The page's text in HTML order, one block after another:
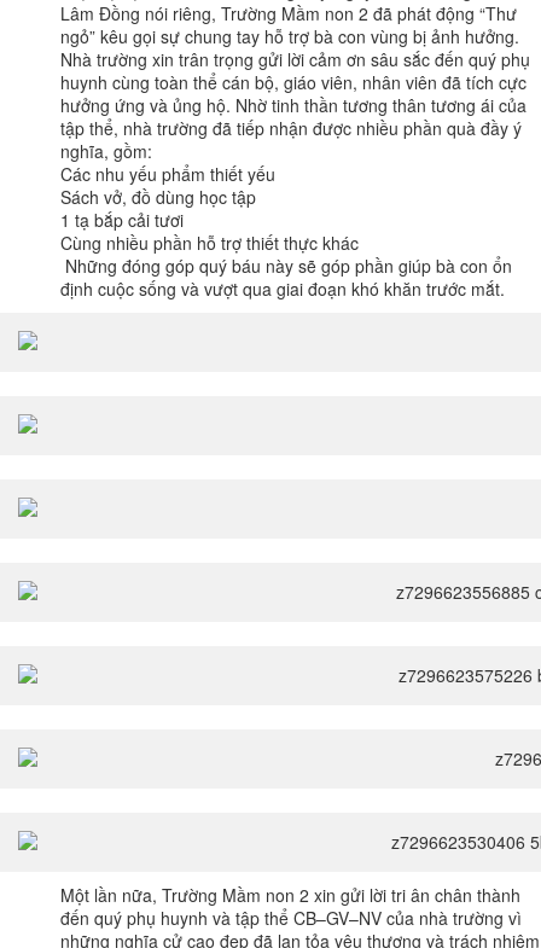
Lâm Đồng nói riêng, Trường Mầm non 2 đã phát động “Thư
ngỏ” kêu gọi sự chung tay hỗ trợ bà con vùng bị ảnh hưởng.
Nhà trường xin trân trọng gửi lời cảm ơn sâu sắc đến quý phụ
huynh cùng toàn thể cán bộ, giáo viên, nhân viên đã tích cực
hưởng ứng và ủng hộ. Nhờ tinh thần tương thân tương ái của
tập thể, nhà trường đã tiếp nhận được nhiều phần quà đầy ý
nghĩa, gồm:
Các nhu yếu phẩm thiết yếu
Sách vở, đồ dùng học tập
1 tạ bắp cải tươi
Cùng nhiều phần hỗ trợ thiết thực khác
Những đóng góp quý báu này sẽ góp phần giúp bà con ổn
định cuộc sống và vượt qua giai đoạn khó khăn trước mắt.
Một lần nữa, Trường Mầm non 2 xin gửi lời tri ân chân thành
đến quý phụ huynh và tập thể CB–GV–NV của nhà trường vì
những nghĩa cử cao đẹp đã lan tỏa yêu thương và trách nhiệm